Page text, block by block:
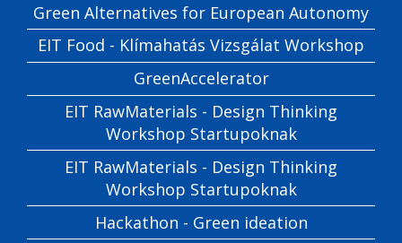
Green Alternatives for European Autonomy
EIT Food - Klímahatás Vizsgálat Workshop
GreenAccelerator
EIT RawMaterials - Design Thinking
Workshop Startupoknak
EIT RawMaterials - Design Thinking
Workshop Startupoknak
Hackathon - Green ideation